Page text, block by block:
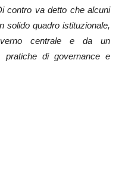
contro va detto che alcuni
solido quadro istituzionale,
centrale e da un
pratiche di governance e